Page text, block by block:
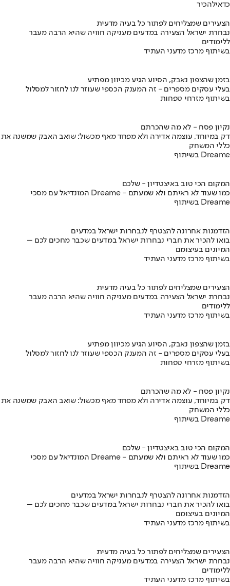
כדאילהכיר
הצעירים שמצליחים לפתור כל בעיה מדעית
נבחרת ישראל הצעירה במדעים מעניקה חוויה שהיא הרבה מעבר
ללימודים
בשיתוף מרכז מדעני העתיד
בזמן שהצפון נאבק, הסיוע הגיע מכיוון מפתיע
בעלי עסקים מספרים - זה המענק הכספי שעוזר לנו לחזור למסלול
בשיתוף מזרחי טפחות
נקיון פסח - לא מה שהכרתם
דק במיוחד, עוצמה אדירה ולא מפחד מאף מכשול: שואב האבק שמשנה את
כללי המשחק
בשיתוף Dreame
המקום הכי טוב באיצטדיון - שלכם
המונדיאל עם מסכי Dreame - כמו שעוד לא ראיתם ולא שמעתם
בשיתוף Dreame
הזדמנות אחרונה להצטרף לנבחרות ישראל במדעים
בואו להכיר את חברי נבחרות ישראל במדעים שכבר מחכים לכם –
המיונים בעיצומם
בשיתוף מרכז מדעני העתיד
הצעירים שמצליחים לפתור כל בעיה מדעית
נבחרת ישראל הצעירה במדעים מעניקה חוויה שהיא הרבה מעבר
ללימודים
בשיתוף מרכז מדעני העתיד
בזמן שהצפון נאבק, הסיוע הגיע מכיוון מפתיע
בעלי עסקים מספרים - זה המענק הכספי שעוזר לנו לחזור למסלול
בשיתוף מזרחי טפחות
נקיון פסח - לא מה שהכרתם
דק במיוחד, עוצמה אדירה ולא מפחד מאף מכשול: שואב האבק שמשנה את
כללי המשחק
בשיתוף Dreame
המקום הכי טוב באיצטדיון - שלכם
המונדיאל עם מסכי Dreame - כמו שעוד לא ראיתם ולא שמעתם
בשיתוף Dreame
הזדמנות אחרונה להצטרף לנבחרות ישראל במדעים
בואו להכיר את חברי נבחרות ישראל במדעים שכבר מחכים לכם –
המיונים בעיצומם
בשיתוף מרכז מדעני העתיד
הצעירים שמצליחים לפתור כל בעיה מדעית
נבחרת ישראל הצעירה במדעים מעניקה חוויה שהיא הרבה מעבר
ללימודים
בשיתוף מרכז מדעני העתיד